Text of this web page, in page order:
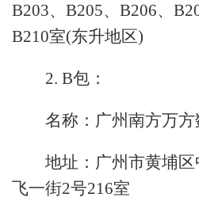
B203、B205、B206、
B210室(东升地区)
2. B包：
名称：广州南方万方
地址：广州市黄埔
飞一街2号216室